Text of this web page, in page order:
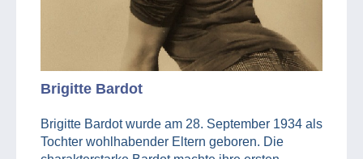
Brigitte Bardot
Brigitte Bardot wurde am 28. September 1934 als
Tochter wohlhabender Eltern geboren. Die